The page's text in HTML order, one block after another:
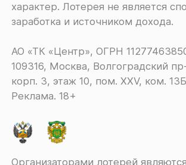
характер. Лотерея не является
заработка и источником дохода.
АО «ТК «Центр», ОГРН
109316, Москва, Волгоградский
корп. 3, этаж 10, пом. XXV, ком.
Реклама. 18+
Организаторами лотерей являются